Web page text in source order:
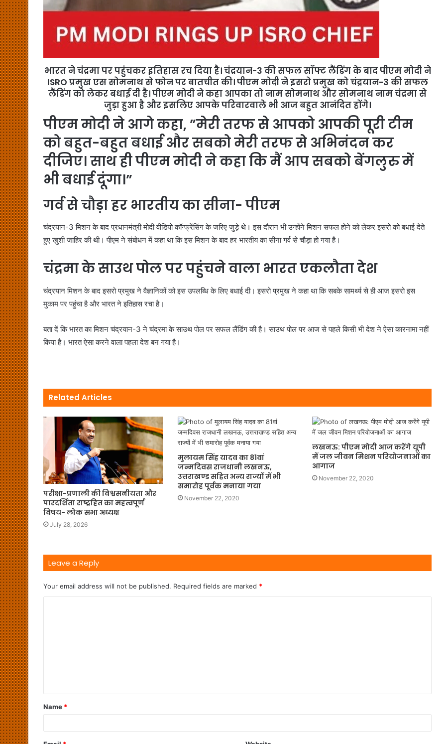
भारत ने चंद्रमा पर पहुंचकर इतिहास रच दिया है। चंद्रयान-3 की सफल सॉफ्ट लैंडिंग के बाद पीएम मोदी ने
ISRO प्रमुख एस सोमनाथ से फोन पर बातचीत की। पीएम मोदी ने इसरो प्रमुख को चंद्रयान-3 की सफल
लैंडिंग को लेकर बधाई दी है। पीएम मोदी ने कहा आपका तो नाम सोमनाथ और सोमनाथ नाम चंद्रमा से
जुड़ा हुआ है और इसलिए आपके परिवारवाले भी आज बहुत आनंदित होंगे।
पीएम मोदी ने आगे कहा, ”मेरी तरफ से आपको आपकी पूरी टीम
को बहुत-बहुत बधाई और सबको मेरी तरफ से अभिनंदन कर
दीजिए। साथ ही पीएम मोदी ने कहा कि मैं आप सबको बेंगलुरु में
भी बधाई दूंगा।”
गर्व से चौड़ा हर भारतीय का सीना- पीएम
चंद्रयान-3 मिशन के बाद प्रधानमंत्री मोदी वीडियो कॉन्फ्रेंसिंग के जरिए जुड़े थे। इस दौरान भी उन्होंने मिशन सफल होने को लेकर इसरो को बधाई देते
हुए खुशी जाहिर की थी। पीएम ने संबोधन में कहा था कि इस मिशन के बाद हर भारतीय का सीना गर्व से चौड़ा हो गया है।
चंद्रमा के साउथ पोल पर पहुंचने वाला भारत एकलौता देश
चंद्रयान मिशन के बाद इसरो प्रमुख ने वैज्ञानिकों को इस उपलब्धि के लिए बधाई दी। इसरो प्रमुख ने कहा था कि सबके सामर्थ्य से ही आज इसरो इस
मुकाम पर पहुंचा है और भारत ने इतिहास रचा है।
बता दें कि भारत का मिशन चंद्रयान-3 ने चंद्रमा के साउथ पोल पर सफल लैंडिंग की है। साउथ पोल पर आज से पहले किसी भी देश ने ऐसा कारनामा नहीं
किया है। भारत ऐसा करने वाला पहला देश बन गया है।
Related Articles
परीक्षा-प्रणाली की विश्वसनीयता और
पारदर्शिता राष्ट्रहित का महत्वपूर्ण
विषय- लोक सभा अध्यक्ष
July 28, 2026
मुलायम सिंह यादव का 81वां
जन्मदिवस राजधानी लखनऊ,
उत्तराखण्ड सहित अन्य राज्यों में भी
समारोह पूर्वक मनाया गया
November 22, 2020
लखनऊ: पीएम मोदी आज करेंगे यूपी
में जल जीवन मिशन परियोजनाओं का
आगाज
November 22, 2020
Leave a Reply
Your email address will not be published. Required fields are marked *
Name *